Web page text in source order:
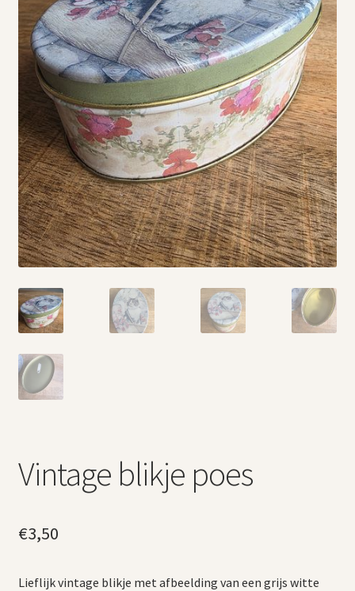
Vintage boeken en strips
Kerst
Vintage blikje poes
€3,50
Lieflijk vintage blikje met afbeelding van een grijs witte